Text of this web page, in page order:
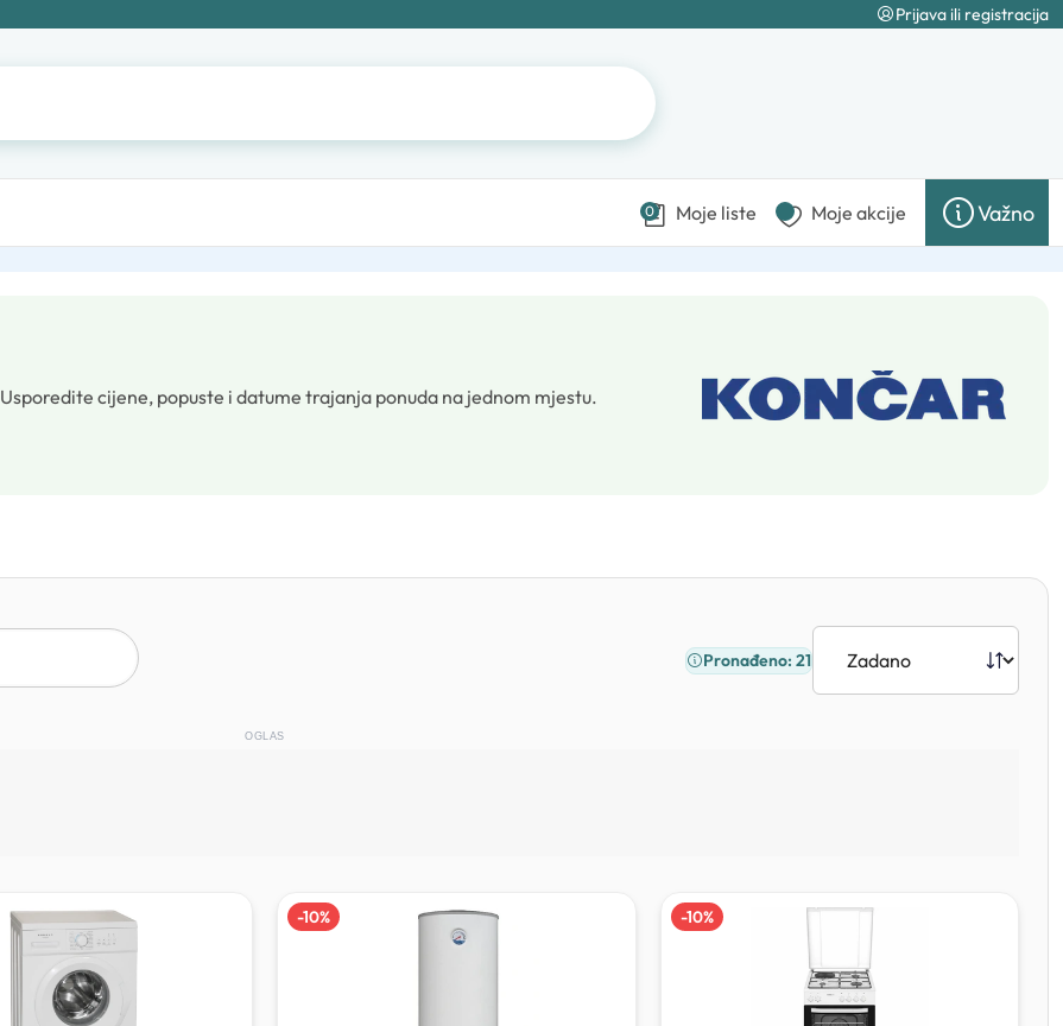
Prijava ili registracija
0 Moje liste Moje akcije Važno
Usporedite cijene, popuste i datume trajanja ponuda na jednom mjestu.
Pronađeno: 21
OGLAS
-10% -10%